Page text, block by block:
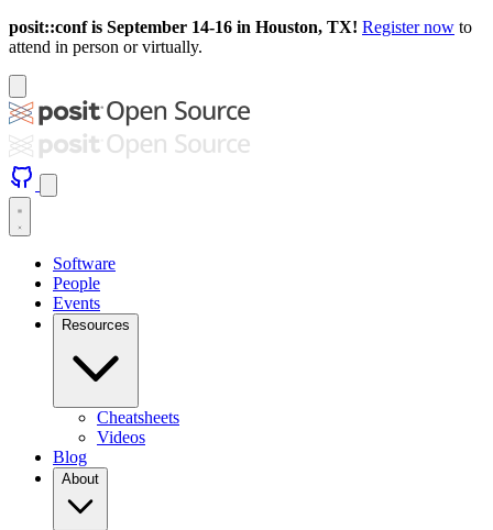
posit::conf is September 14-16 in Houston, TX! Register now to
attend in person or virtually.
Software
People
Events
Resources
Cheatsheets
Videos
Blog
About